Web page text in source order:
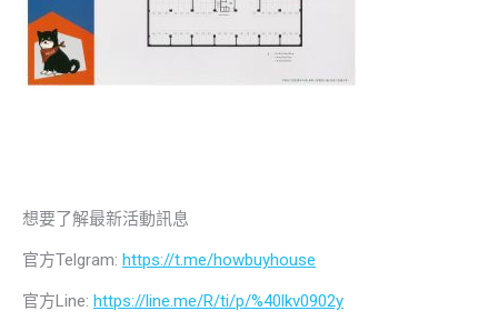
想要了解最新活動訊息
官方Telgram: https://t.me/howbuyhouse
官方Line: https://line.me/R/ti/p/%40lkv0902y